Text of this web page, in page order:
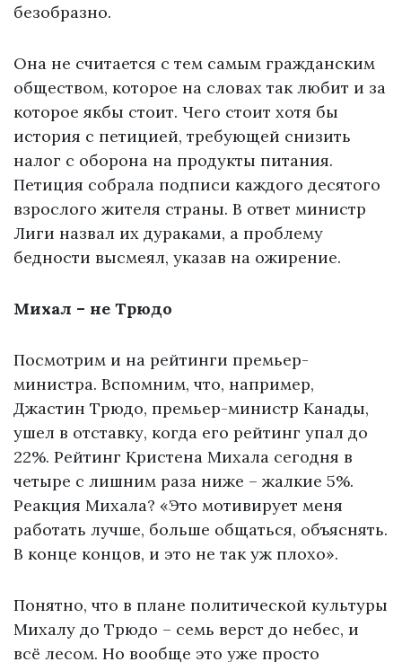
безобразно.
Она не считается с тем самым гражданским
обществом, которое на словах так любит и за
которое якбы стоит. Чего стоит хотя бы
история с петицией, требующей снизить
налог с оборона на продукты питания.
Петиция собрала подписи каждого десятого
взрослого жителя страны. В ответ министр
Лиги назвал их дураками, а проблему
бедности высмеял, указав на ожирение.
Михал – не Трюдо
Посмотрим и на рейтинги премьер-
министра. Вспомним, что, например,
Джастин Трюдо, премьер-министр Канады,
ушел в отставку, когда его рейтинг упал до
22%. Рейтинг Кристена Михала сегодня в
четыре с лишним раза ниже – жалкие 5%.
Реакция Михала? «Это мотивирует меня
работать лучше, больше общаться, объяснять.
В конце концов, и это не так уж плохо».
Понятно, что в плане политической культуры
Михалу до Трюдо – семь верст до небес, и
всё лесом. Но вообще это уже просто